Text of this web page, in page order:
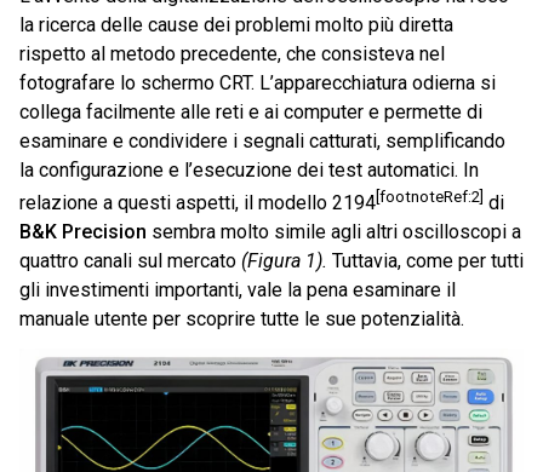
la ricerca delle cause dei problemi molto più diretta
rispetto al metodo precedente, che consisteva nel
fotografare lo schermo CRT. L’apparecchiatura odierna si
collega facilmente alle reti e ai computer e permette di
esaminare e condividere i segnali catturati, semplificando
la configurazione e l’esecuzione dei test automatici. In
relazione a questi aspetti, il modello 2194[footnoteRef:2] di
B&K Precision sembra molto simile agli altri oscilloscopi a
quattro canali sul mercato (Figura 1). Tuttavia, come per tutti
gli investimenti importanti, vale la pena esaminare il
manuale utente per scoprire tutte le sue potenzialità.